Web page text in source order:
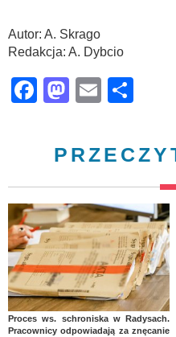
Autor: A. Skrago
Redakcja: A. Dybcio
Facebook
Mastodon
Email
Proces ws. schroniska w Radysach.
Pracownicy odpowiadają za znęcanie